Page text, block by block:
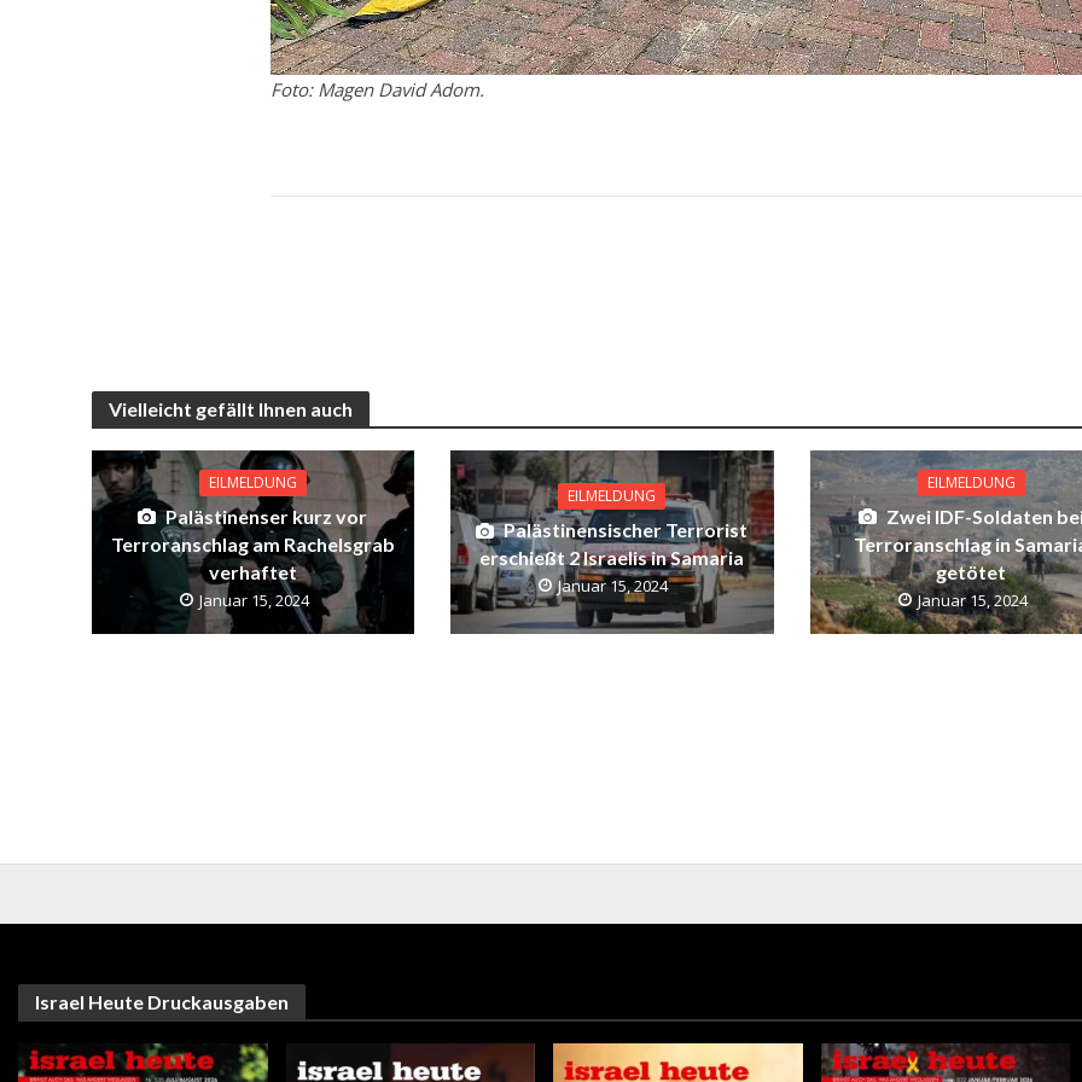
Foto: Magen David Adom.
Vielleicht gefällt Ihnen auch
EILMELDUNG
Palästinenser kurz vor
Terroranschlag am Rachelsgrab
verhaftet
Januar 15, 2024
EILMELDUNG
Palästinensischer Terrorist
erschießt 2 Israelis in Samaria
Januar 15, 2024
EILMELDUNG
Zwei IDF-Soldaten
Terroranschlag in
getötet
Januar 15, 2024
Israel Heute Druckausgaben